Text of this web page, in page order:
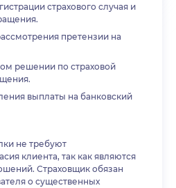
страхового случая и
претензии на
решении по страховой
выплаты на банковский
не требуют
клиента, так как являются
Страховщик обязан
о существенных